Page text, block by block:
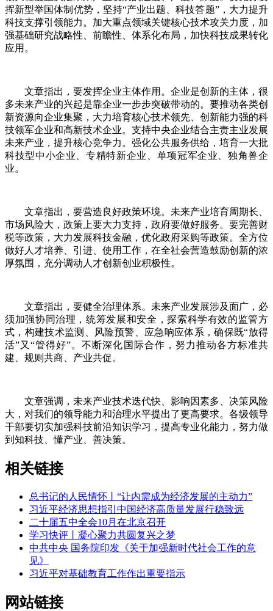
挥新型举国体制优势，坚持“产业出题、科技答题”，大力提升
科技支撑引领能力。加大重点领域关键核心技术攻关力度，加
强基础研究战略性、前瞻性、体系化布局，加快科技成果转化
应用。
文章指出，要发挥企业主体作用。企业是创新的主体，很
多未来产业的兴起是靠企业一步步突破带动的。要推动各类创
新资源向企业集聚，大力培育核心技术领先、创新能力强的科
技领军企业和高新技术企业。支持中央企业结合主责主业发展
未来产业，提升核心竞争力。强化公共服务供给，培育一大批
科技型中小企业、专精特新企业、单项冠军企业、独角兽企
业。
文章指出，要营造良好政策环境。未来产业培育周期长、
市场风险大，政策上要大力支持，政府要做好服务。要完善财
税等政策，大力发展科技金融，优化政府采购等政策。全方位
做好人才培养、引进、使用工作，在全社会营造鼓励创新的浓
厚氛围，充分调动人才创新创业积极性。
文章指出，要健全治理体系。未来产业发展涉及面广，必
须加强协同治理，统筹发展和安全，探索科学有效的监管方
式，构建技术监测、风险预警、应急响应体系，确保既“放得
活”又“管得好”。不断深化国际合作，努力推动各方标准共
建、规则共商、产业共促。
文章强调，未来产业技术迭代快、影响因素多、决策风险
大，对我们的领导能力和治理水平提出了更高要求。各级领导
干部要切实加强科技前沿知识学习，提高专业化能力，努力做
到知科技、懂产业、善决策。
相关链接
总书记的人民情怀丨“让内需成为经济发展的主动力”
习近平经济思想指引中国经济高质量发展行稳致远
二十届五中全会10月在北京召开
学习快评丨凝心聚力共圆复兴之梦
中共中央 国务院印发《关于加强新时代社会工作的意
见》
习近平对基础教育工作作出重要指示
网站链接